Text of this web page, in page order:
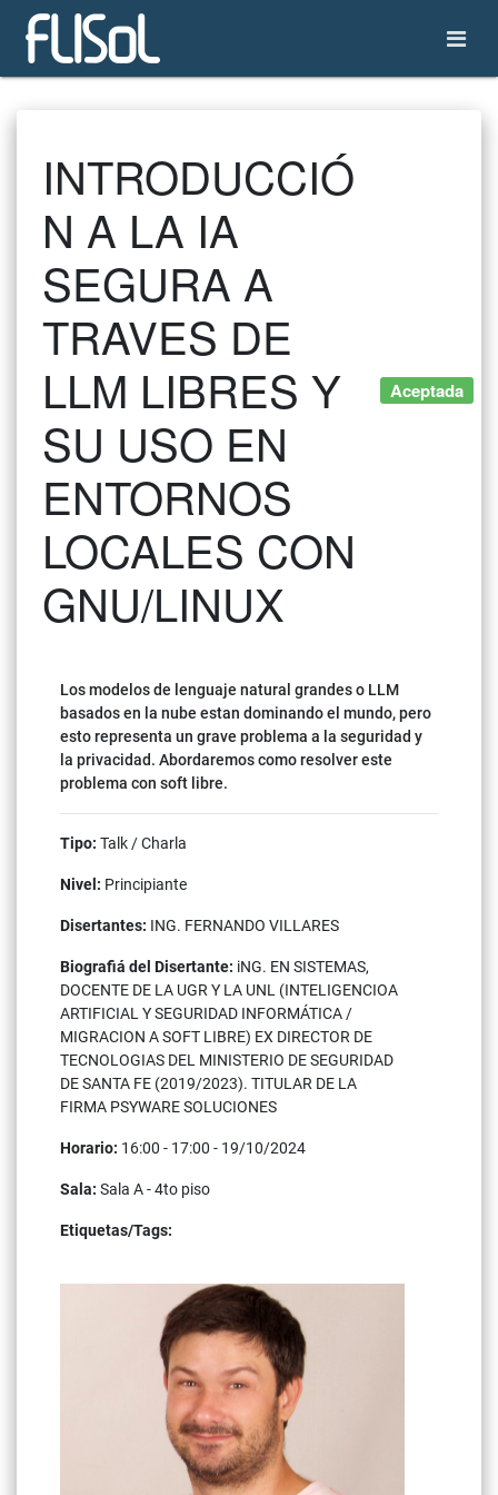
INTRODUCCIÓ
N A LA IA
SEGURA A
TRAVES DE
LLM LIBRES Y
SU USO EN
ENTORNOS
LOCALES CON
GNU/LINUX
Aceptada
Los modelos de lenguaje natural grandes o LLM
basados en la nube estan dominando el mundo, pero
esto representa un grave problema a la seguridad y
la privacidad. Abordaremos como resolver este
problema con soft libre.
Tipo: Talk / Charla
Nivel: Principiante
Disertantes: ING. FERNANDO VILLARES
Biografiá del Disertante: iNG. EN SISTEMAS,
DOCENTE DE LA UGR Y LA UNL (INTELIGENCIOA
ARTIFICIAL Y SEGURIDAD INFORMÁTICA /
MIGRACION A SOFT LIBRE) EX DIRECTOR DE
TECNOLOGIAS DEL MINISTERIO DE SEGURIDAD
DE SANTA FE (2019/2023). TITULAR DE LA
FIRMA PSYWARE SOLUCIONES
Horario: 16:00 - 17:00 - 19/10/2024
Sala: Sala A - 4to piso
Etiquetas/Tags: